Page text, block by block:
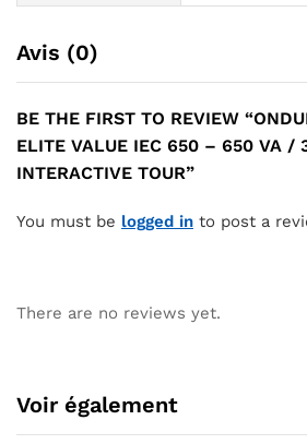
Avis (0)
BE THE FIRST TO REVIEW
ELITE VALUE IEC 650 – 650 VA /
INTERACTIVE TOUR”
You must be logged in to post a
There are no reviews yet.
Voir également